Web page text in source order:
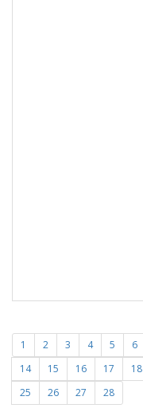
1 2 3 4 5 6
14
15 16 17 18
25
26 27 28